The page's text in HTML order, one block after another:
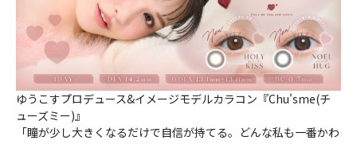
ゆうこすプロデュース&イメージモデルカラコン『Chu'sme(チ
ューズミー)』
「瞳が少し大きくなるだけで自信が持てる。どんな私も一番かわ